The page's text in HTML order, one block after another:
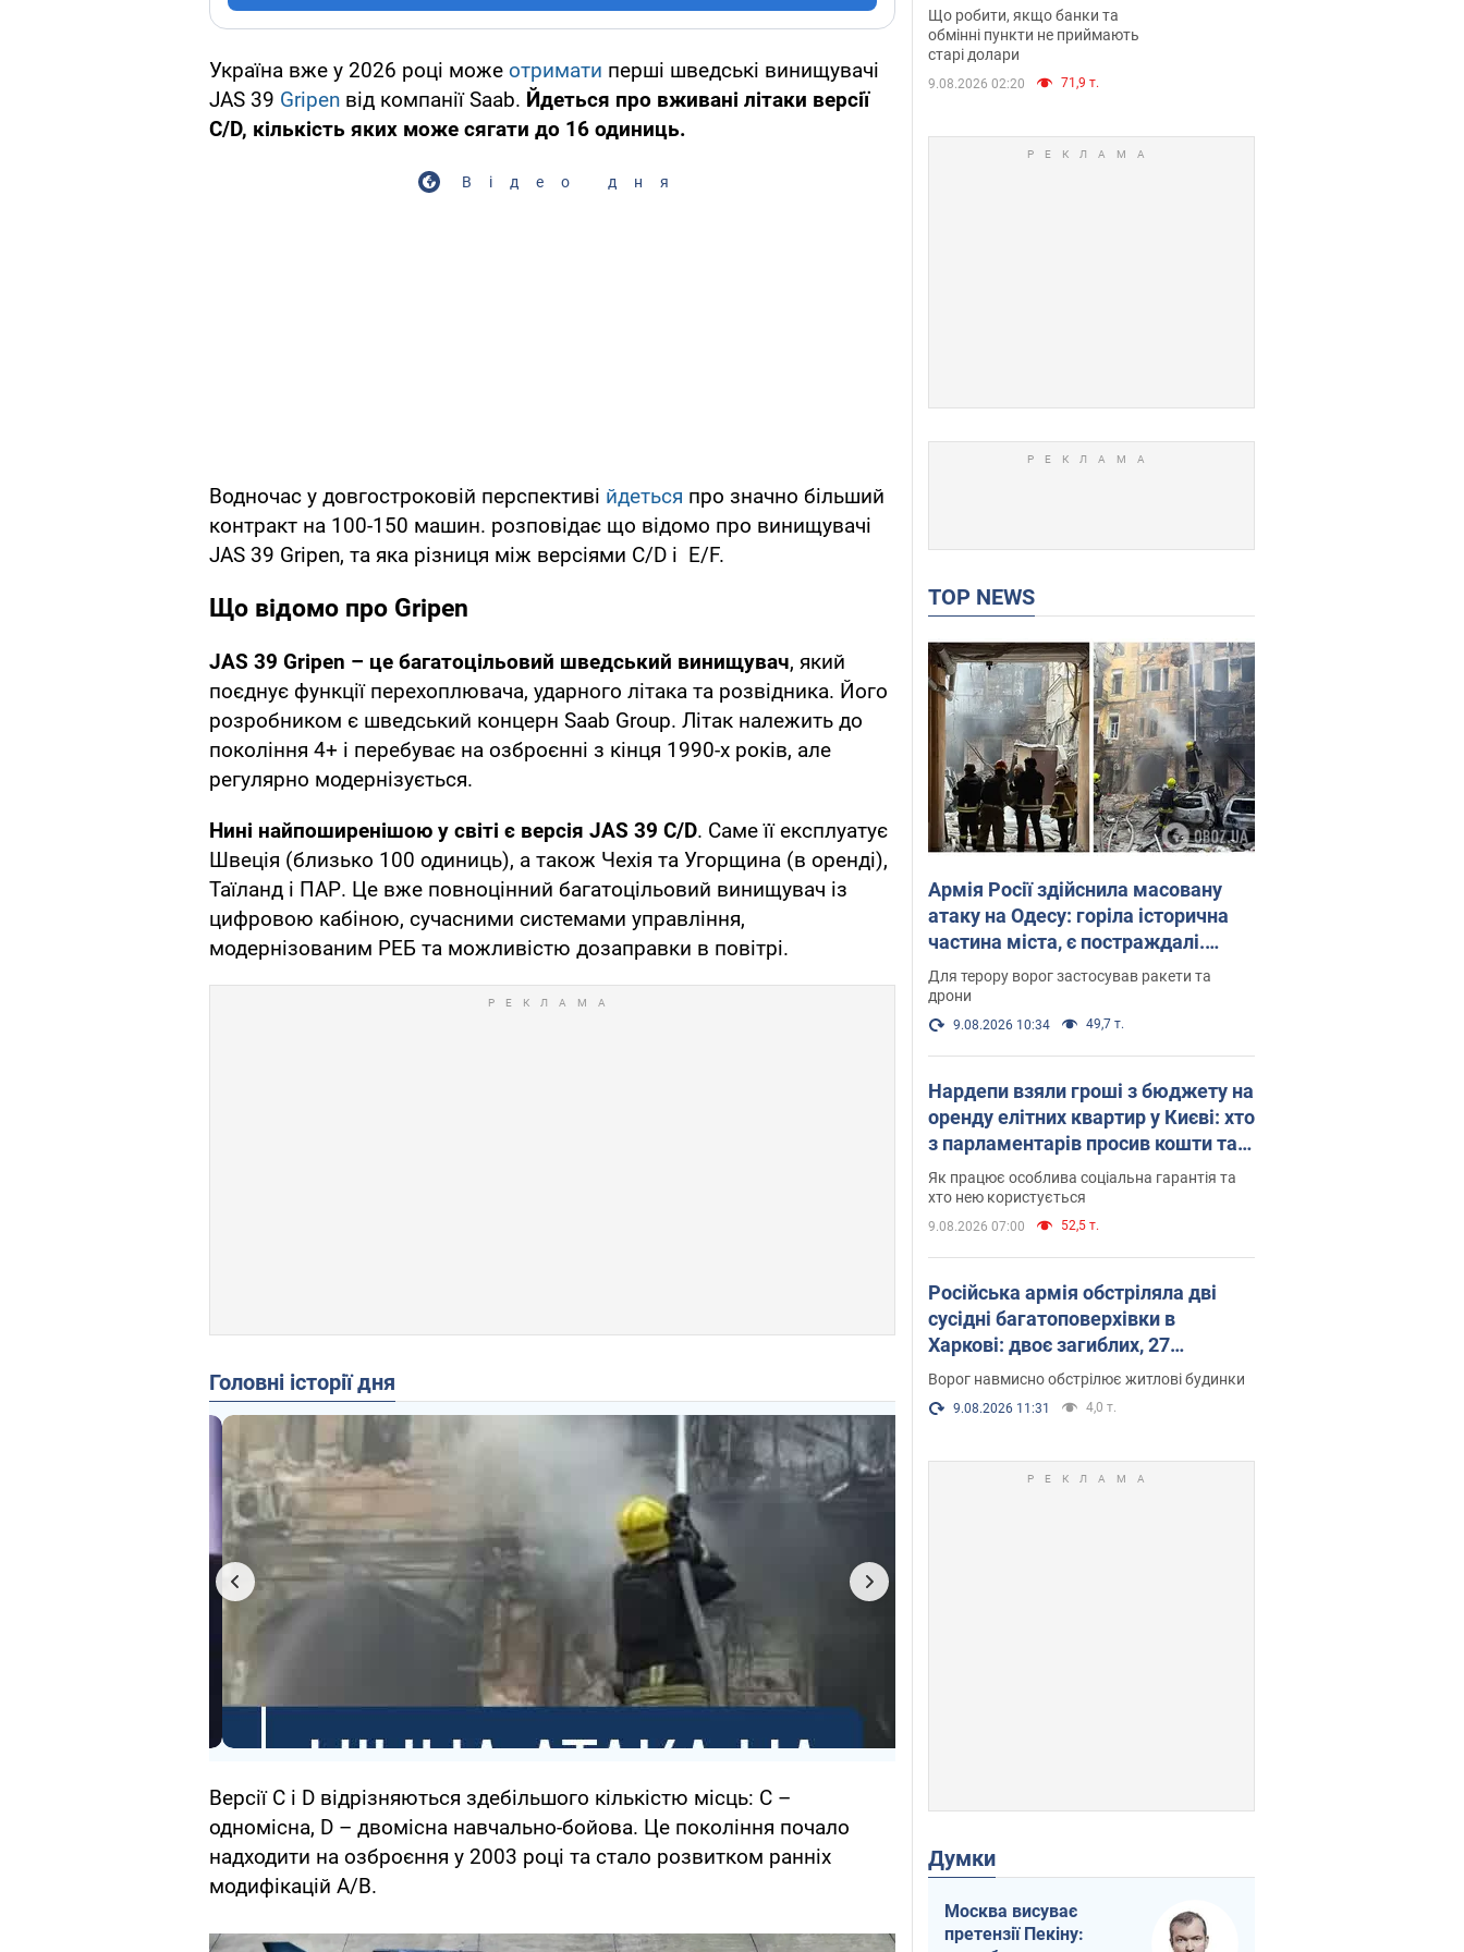
Україна вже у 2026 році може отримати перші шведські винищувачі
JAS 39 Gripen від компанії Saab. Йдеться про вживані літаки версії
C/D, кількість яких може сягати до 16 одиниць.
Відео дня
Водночас у довгостроковій перспективі йдеться про значно більший
контракт на 100-150 машин. розповідає що відомо про винищувачі
JAS 39 Gripen, та яка різниця між версіями C/D і ​ E/F.
Що відомо про Gripen
JAS 39 Gripen – це багатоцільовий шведський винищувач, який
поєднує функції перехоплювача, ударного літака та розвідника. Його
розробником є шведський концерн Saab Group. Літак належить до
покоління 4+ і перебуває на озброєнні з кінця 1990-х років, але
регулярно модернізується.
Нині найпоширенішою у світі є версія JAS 39 C/D. Саме її експлуатує
Швеція (близько 100 одиниць), а також Чехія та Угорщина (в оренді),
Таїланд і ПАР. Це вже повноцінний багатоцільовий винищувач із
цифровою кабіною, сучасними системами управління,
модернізованим РЕБ та можливістю дозаправки в повітрі.
Головні історії дня
Версії C і D відрізняються здебільшого кількістю місць: C –
одномісна, D – двомісна навчально-бойова. Це покоління почало
надходити на озброєння у 2003 році та стало розвитком ранніх
модифікацій A/B.
та банки такі купюри
Що робити, якщо банки та
обмінні пункти не приймають
старі долари
9.08.2026 02:20 71,9 т.
TOP NEWS
Армія Росії здійснила масовану
атаку на Одесу: горіла історична
частина міста, є постраждалі.
Фото та відео
Для терору ворог застосував ракети та
дрони
9.08.2026 10:34 49,7 т.
Нардепи взяли гроші з бюджету на
оренду елітних квартир у Києві: хто
з парламентарів просив кошти та
де поселився
Як працює особлива соціальна гарантія та
хто нею користується
9.08.2026 07:00 52,5 т.
Російська армія обстріляла дві
сусідні багатоповерхівки в
Харкові: двоє загиблих, 27
постраждалих
Ворог навмисно обстрілює житлові будинки
9.08.2026 11:31 4,0 т.
Думки
Москва висуває
претензії Пекіну: